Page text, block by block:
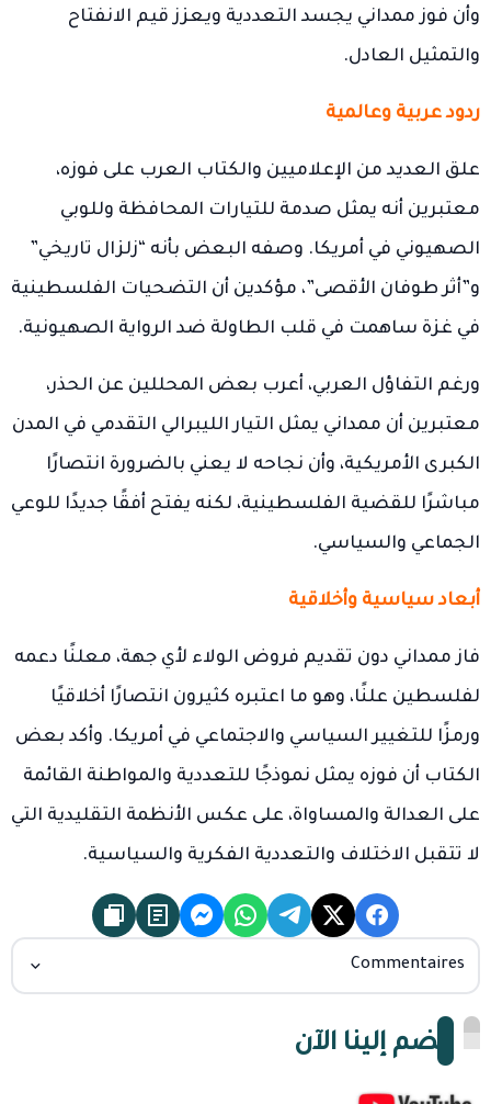
وأن فوز ممداني يجسد التعددية ويعزز قيم الانفتاح
والتمثيل العادل.
ردود عربية وعالمية
علق العديد من الإعلاميين والكتاب العرب على فوزه،
معتبرين أنه يمثل صدمة للتيارات المحافظة وللوبي
الصهيوني في أمريكا. وصفه البعض بأنه “زلزال تاريخي”
و”أثر طوفان الأقصى”، مؤكدين أن التضحيات الفلسطينية
في غزة ساهمت في قلب الطاولة ضد الرواية الصهيونية.
ورغم التفاؤل العربي، أعرب بعض المحللين عن الحذر،
معتبرين أن ممداني يمثل التيار الليبرالي التقدمي في المدن
الكبرى الأمريكية، وأن نجاحه لا يعني بالضرورة انتصارًا
مباشرًا للقضية الفلسطينية، لكنه يفتح أفقًا جديدًا للوعي
الجماعي والسياسي.
أبعاد سياسية وأخلاقية
فاز ممداني دون تقديم فروض الولاء لأي جهة، معلنًا دعمه
لفلسطين علنًا، وهو ما اعتبره كثيرون انتصارًا أخلاقيًا
ورمزًا للتغيير السياسي والاجتماعي في أمريكا. وأكد بعض
الكتاب أن فوزه يمثل نموذجًا للتعددية والمواطنة القائمة
على العدالة والمساواة، على عكس الأنظمة التقليدية التي
لا تتقبل الاختلاف والتعددية الفكرية والسياسية.
Commentaires
انضم إلينا الآن